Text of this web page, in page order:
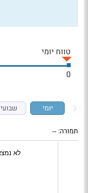
טווח יומי
0
יומי שבועי
תמורה: --